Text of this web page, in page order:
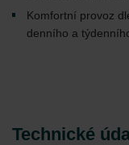
Komfortní provoz
denního a
Technické